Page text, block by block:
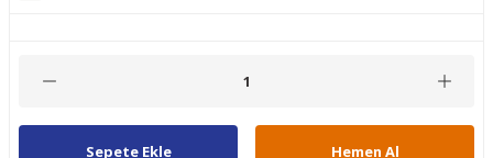
Sepete Ekle Hemen Al